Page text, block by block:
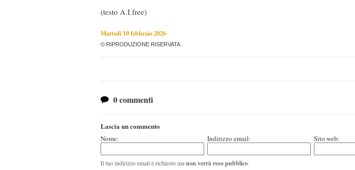
(testo A.I.free)
Martedì 10 febbraio 2026
© RIPRODUZIONE RISERVATA
0 commenti
Lascia un commento
Nome: Indirizzo email: Sito web:
Il tuo indirizzo email è richiesto manon verrà reso pubblico.